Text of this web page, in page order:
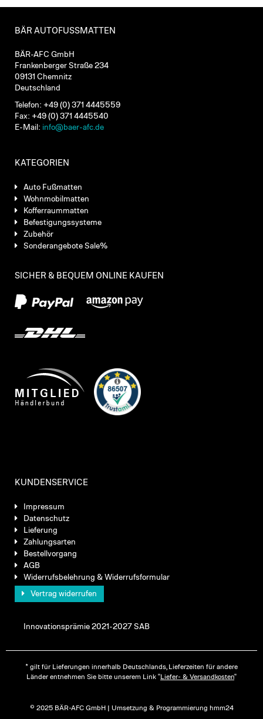
BÄR AUTOFUSSMATTEN
BÄR-AFC GmbH
Frankenberger Straße 234
09131 Chemnitz
Deutschland
Telefon: +49 (0) 371 4445559
Fax: +49 (0) 371 4445540
E-Mail: info@baer-afc.de
KATEGORIEN
Auto Fußmatten
Wohnmobilmatten
Kofferraummatten
Befestigungssysteme
Zubehör
Sonderangebote Sale%
SICHER & BEQUEM ONLINE KAUFEN
KUNDENSERVICE
Impressum
Datenschutz
Lieferung
Zahlungsarten
Bestellvorgang
AGB
Widerrufsbelehrung & Widerrufsformular
Vertrag widerrufen
Innovationsprämie 2021-2027 SAB
* gilt für Lieferungen innerhalb Deutschlands, Lieferzeiten für andere
Länder entnehmen Sie bitte unserem Link "Liefer- & Versandkosten"
© 2025 BÄR-AFC GmbH | Umsetzung & Programmierung hmm24